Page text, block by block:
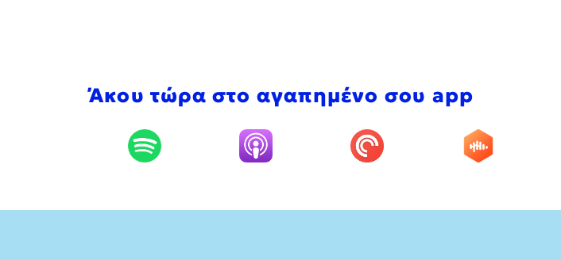
Άκου τώρα στο αγαπημένο σου app